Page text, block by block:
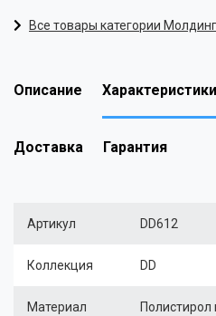
Все товары категории
Описание Характеристики
Доставка Гарантия
Артикул DD612
Коллекция DD
Материал Полистирол